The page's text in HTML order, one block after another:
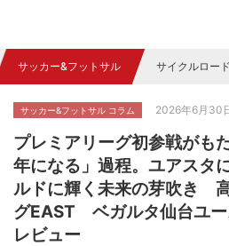
サッカー&フットサル サイクルロー
サッカー&フットサル コラム 2026年6月30
プレミアリーグ初参戦がも
年になる」過程。ユアスタ
ルドに輝く未来の芽吹き
グEAST ベガルタ仙台ユ
レビュー